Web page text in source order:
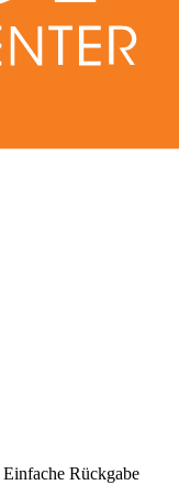
Einfache Rückgabe